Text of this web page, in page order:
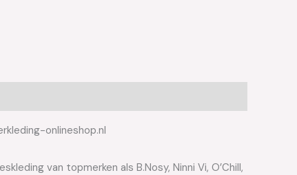
onlineshop.nl
van topmerken als B.Nosy, Ninni Vi, O’Chill,